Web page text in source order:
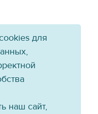
для
наш сайт,